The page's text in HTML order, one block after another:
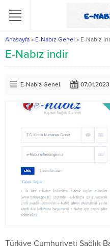
Anasayfa » E-Nabız Genel » E-Nabız
E-Nabız indir
E-Nabız Genel 07.01.2023
Türkiye Cumhuriyeti Sağlık